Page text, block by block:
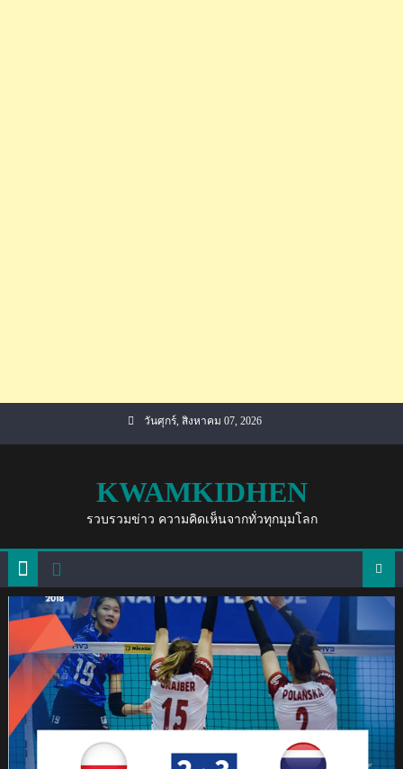
วันศุกร์, สิงหาคม 07, 2026
KWAMKIDHEN
รวบรวมข่าว ความคิดเห็นจากทั่วทุกมุมโลก